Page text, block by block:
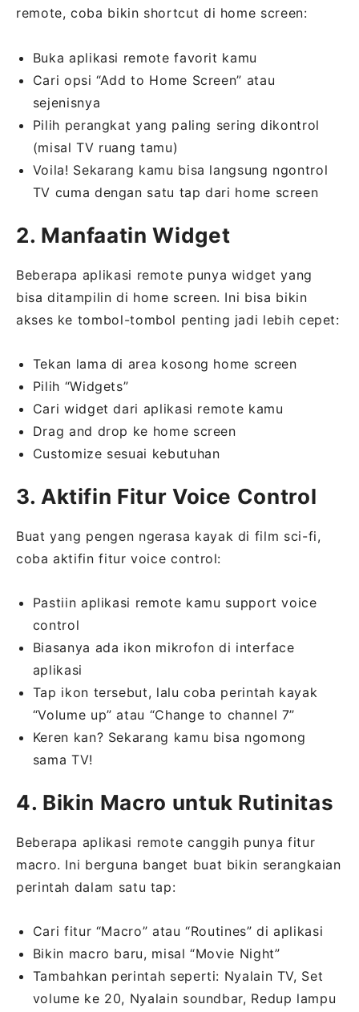
remote, coba bikin shortcut di home screen:
Buka aplikasi remote favorit kamu
Cari opsi “Add to Home Screen” atau
sejenisnya
Pilih perangkat yang paling sering dikontrol
(misal TV ruang tamu)
Voila! Sekarang kamu bisa langsung ngontrol
TV cuma dengan satu tap dari home screen
2. Manfaatin Widget
Beberapa aplikasi remote punya widget yang
bisa ditampilin di home screen. Ini bisa bikin
akses ke tombol-tombol penting jadi lebih cepet:
Tekan lama di area kosong home screen
Pilih “Widgets”
Cari widget dari aplikasi remote kamu
Drag and drop ke home screen
Customize sesuai kebutuhan
3. Aktifin Fitur Voice Control
Buat yang pengen ngerasa kayak di film sci-fi,
coba aktifin fitur voice control:
Pastiin aplikasi remote kamu support voice
control
Biasanya ada ikon mikrofon di interface
aplikasi
Tap ikon tersebut, lalu coba perintah kayak
“Volume up” atau “Change to channel 7”
Keren kan? Sekarang kamu bisa ngomong
sama TV!
4. Bikin Macro untuk Rutinitas
Beberapa aplikasi remote canggih punya fitur
macro. Ini berguna banget buat bikin serangkaian
perintah dalam satu tap:
Cari fitur “Macro” atau “Routines” di aplikasi
Bikin macro baru, misal “Movie Night”
Tambahkan perintah seperti: Nyalain TV, Set
volume ke 20, Nyalain soundbar, Redup lampu